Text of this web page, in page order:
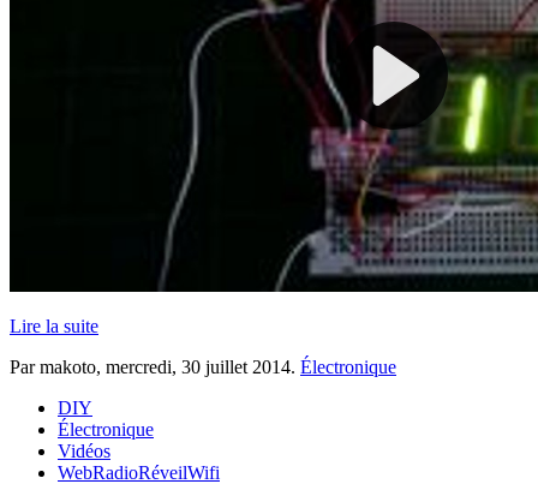
Lire la suite
Par makoto, mercredi, 30 juillet 2014. Électronique
DIY
Électronique
Vidéos
WebRadioRéveilWifi